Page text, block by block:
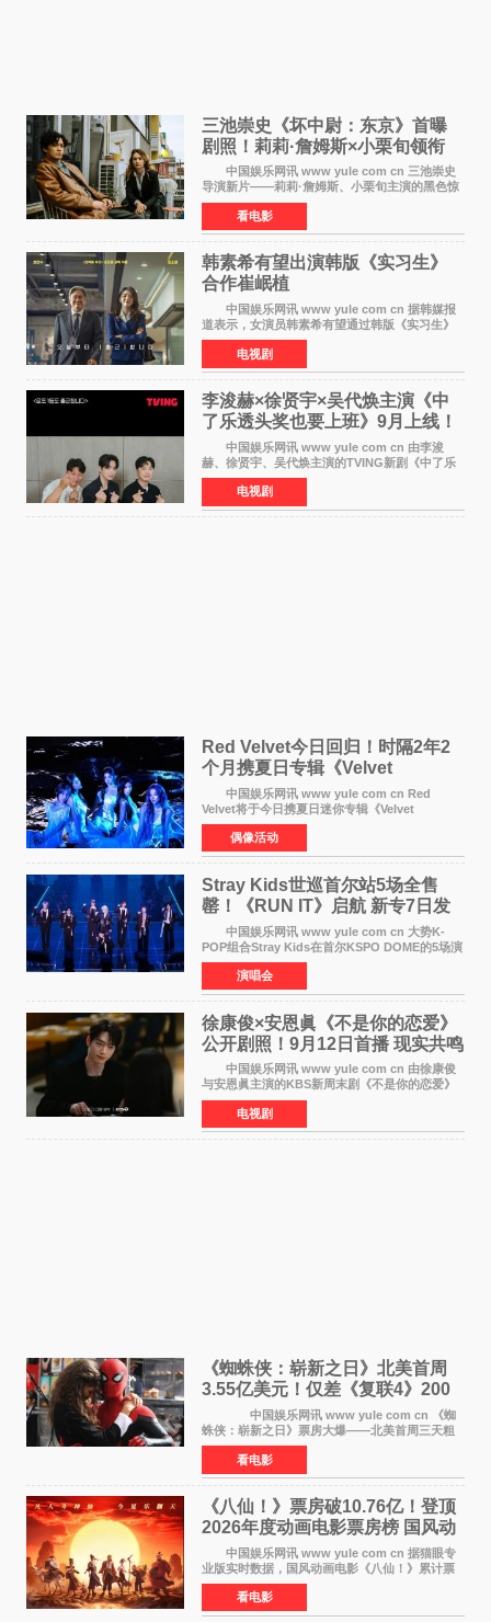
三池崇史《坏中尉：东京》首曝
剧照！莉莉·詹姆斯×小栗旬领衔
黑色惊悚再升级
中国娱乐网讯 www yule com cn 三池崇史
导演新片——莉莉·詹姆斯、小栗旬主演的黑色惊
悚电影《坏中尉：东京》首曝剧照。继阿贝尔·费
拉拉&times;哈威·凯特尔的1992年《坏中尉》和
沃纳·赫
看电影
韩素希有望出演韩版《实习生》
合作崔岷植
中国娱乐网讯 www yule com cn 据韩媒报
道表示，女演员韩素希有望通过韩版《实习生》
回归荧幕，合作前辈演员崔岷植。 根据消息
表示，演员韩素希目前已经结束了电视剧《Y计
划》的拍摄工
电视剧
李浚赫×徐贤宇×吴代焕主演《中
了乐透头奖也要上班》9月上线！
TVING先网后台
中国娱乐网讯 www yule com cn 由李浚
赫、徐贤宇、吴代焕主演的TVING新剧《中了乐
透头奖也要上班》定档9月10日播出，随后于9月
14日起登陆tvN月火档，实现先网后台双平台播出
模式。 本剧改
电视剧
Red Velvet今日回归！时隔2年2
个月携夏日专辑《Velvet
Summer》重启完整体活动
中国娱乐网讯 www yule com cn Red
Velvet将于今日携夏日迷你专辑《Velvet
Summer》时隔2年2个月重启完整体活动。这张
于8月3日发行的专辑，主打柔和成熟氛围的夏日
音乐，收录了成员们想着
偶像活动
Stray Kids世巡首尔站5场全售
罄！《RUN IT》启航 新专7日发
中国娱乐网讯 www yule com cn 大势K-
POP组合Stray Kids在首尔KSPO DOME的5场演
唱会全部售罄，为新世界巡演拉开序幕。据所属
社JYP娱乐透露，Stray Kids于上月25至26日、
29日及本月1至2日
演唱会
徐康俊×安恩眞《不是你的恋爱》
公开剧照！9月12日首播 现实共鸣
罗曼史来袭
中国娱乐网讯 www yule com cn 由徐康俊
与安恩眞主演的KBS新周末剧《不是你的恋爱》
于近日公开首波剧照，正式定档9月12日首
播。 剧照中，徐康俊与安恩眞并肩而坐，眼
神中流露出复杂而微
电视剧
《蜘蛛侠：崭新之日》北美首周
3.55亿美元！仅差《复联4》200
万 影史第二全球开画
中国娱乐网讯 www yule com cn 《蜘
蛛侠：崭新之日》票房大爆——北美首周三天粗
报3 55亿美元，仅比影史最高北美开画《复仇者
联盟4：终局之战》的3 571亿美元少200万出头，
精报调整后仍
看电影
《八仙！》票房破10.76亿！登顶
2026年度动画电影票房榜 国风动
画逆袭暑期档
中国娱乐网讯 www yule com cn 据猫眼专
业版实时数据，国风动画电影《八仙！》累计票
房突破10 76亿元，超过《熊出没·年年有熊》，
暂列2026年度动画影片票房榜冠军。该片自暑期
档登陆院线以
看电影